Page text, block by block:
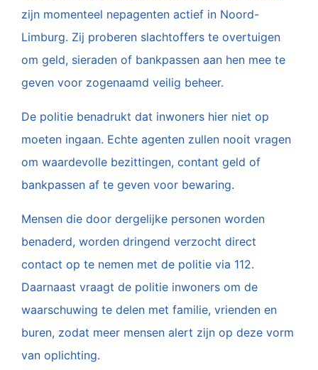
zijn momenteel nepagenten actief in Noord-
Limburg. Zij proberen slachtoffers te overtuigen
om geld, sieraden of bankpassen aan hen mee te
geven voor zogenaamd veilig beheer.
De politie benadrukt dat inwoners hier niet op
moeten ingaan. Echte agenten zullen nooit vragen
om waardevolle bezittingen, contant geld of
bankpassen af te geven voor bewaring.
Mensen die door dergelijke personen worden
benaderd, worden dringend verzocht direct
contact op te nemen met de politie via 112.
Daarnaast vraagt de politie inwoners om de
waarschuwing te delen met familie, vrienden en
buren, zodat meer mensen alert zijn op deze vorm
van oplichting.